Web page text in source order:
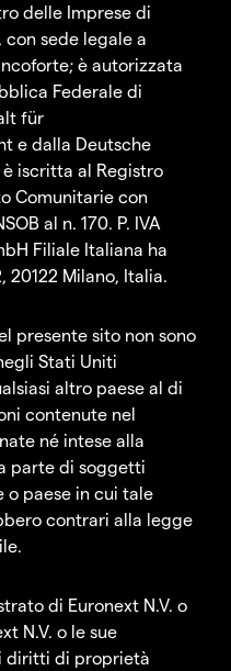
delle Imprese di
con sede legale a
è autorizzata
Federale di
für
e dalla Deutsche
è iscritta al Registro
Comunitarie con
al n. 170. P. IVA
Filiale Italiana ha
20122 Milano, Italia.
presente sito non sono
Stati Uniti
altro paese al di
contenute nel
né intese alla
parte di soggetti
o paese in cui tale
contrari alla legge
di Euronext N.V. o
N.V. o le sue
diritti di proprietà